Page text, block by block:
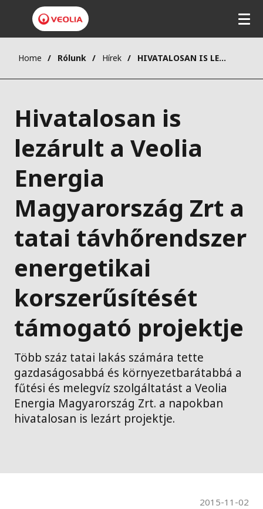
Home Rólunk Hírek ​HIVATALOSAN IS LEZÁRULT A VEOLIA ENERGIA MAGYARORSZÁG ZRT A TATAI TÁVHŐRENDSZER ENERGETIKAI KORSZERŰSÍTÉSÉT TÁMOGATÓ PROJEKTJE
​Hivatalosan is
lezárult a Veolia
Energia
Magyarország Zrt a
tatai távhőrendszer
energetikai
korszerűsítését
támogató projektje
Több száz tatai lakás számára tette
gazdaságosabbá és környezetbarátabbá a
fűtési és melegvíz szolgáltatást a Veolia
Energia Magyarország Zrt. a napokban
hivatalosan is lezárt projektje.
2015-11-02